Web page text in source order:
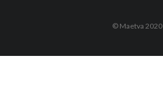
© Maetva 2020